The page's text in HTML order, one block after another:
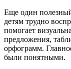
Еще один
детям трудно
помогает
предложения,
орфограмм.
были понятными.